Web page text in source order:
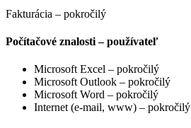
Fakturácia – pokročilý
Počítačové znalosti – používateľ
Microsoft Excel – pokročilý
Microsoft Outlook – pokročilý
Microsoft Word – pokročilý
Internet (e-mail, www) – pokročilý